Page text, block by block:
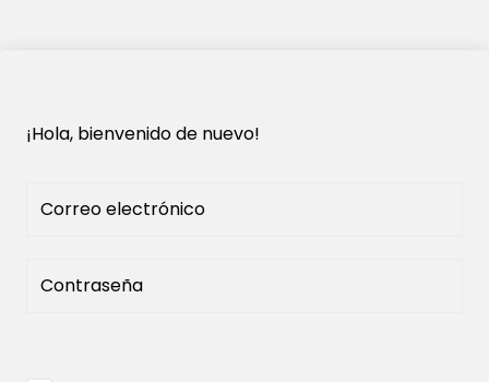
¡Hola, bienvenido de nuevo!